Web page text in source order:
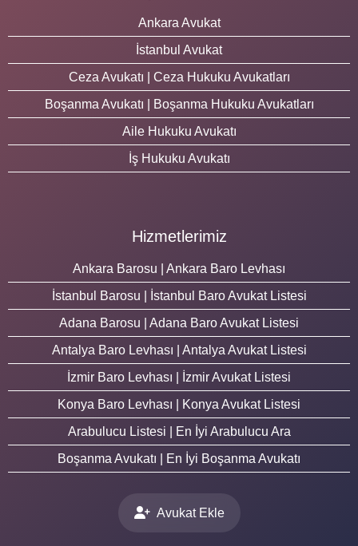
Ankara Avukat
İstanbul Avukat
Ceza Avukatı | Ceza Hukuku Avukatları
Boşanma Avukatı | Boşanma Hukuku Avukatları
Aile Hukuku Avukatı
İş Hukuku Avukatı
Hizmetlerimiz
Ankara Barosu | Ankara Baro Levhası
İstanbul Barosu | İstanbul Baro Avukat Listesi
Adana Barosu | Adana Baro Avukat Listesi
Antalya Baro Levhası | Antalya Avukat Listesi
İzmir Baro Levhası | İzmir Avukat Listesi
Konya Baro Levhası | Konya Avukat Listesi
Arabulucu Listesi | En İyi Arabulucu Ara
Boşanma Avukatı | En İyi Boşanma Avukatı
Avukat Ekle